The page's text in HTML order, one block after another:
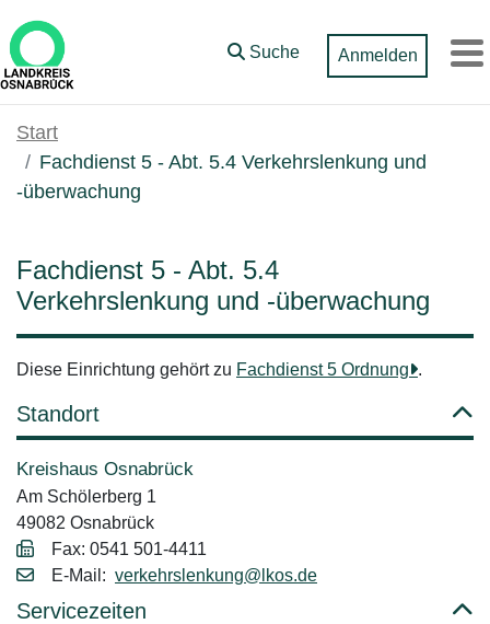
Zum Hauptinhalt springen
Suche Anmelden
Start
Fachdienst 5 - Abt. 5.4 Verkehrslenkung und
-überwachung
Fachdienst 5 - Abt. 5.4
Verkehrslenkung und -überwachung
Diese Einrichtung gehört zu Fachdienst 5 Ordnung .
Standort
Kreishaus Osnabrück
Am Schölerberg 1
49082 Osnabrück
Fax: 0541 501-4411
E‑Mail: verkehrslenkung@lkos.de
Servicezeiten